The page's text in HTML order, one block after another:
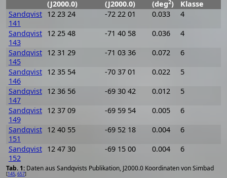
Daten aus Sandqvists Publikation, J2000.0 Koordinaten von Simbad
[145,657]
(J2000.0) (J2000.0) (deg2)
Klasse
Sandqvist
141
12 23 24 -72 22 01 0.033
4
Sandqvist
143
12 25 48 -71 40 58 0.036
4
Sandqvist
145
12 31 29 -71 03 36 0.072
6
Sandqvist
146
12 35 54 -70 37 01 0.022
5
Sandqvist
147
12 36 56 -69 30 42 0.012
5
Sandqvist
149
12 37 09 -69 59 54 0.005
6
Sandqvist
151
12 40 55 -69 52 18 0.004
6
Sandqvist
152
12 47 30 -69 15 00 0.004 6